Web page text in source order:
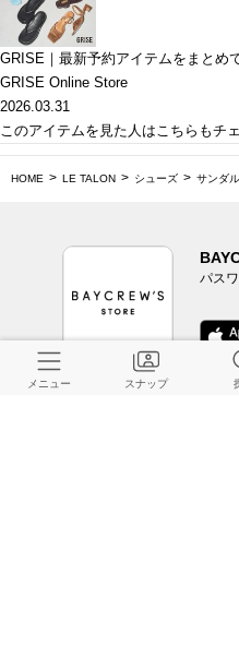
GRISE｜最新予約アイテムをまとめ
GRISE Online Store
2026.03.31
このアイテムを見た人はこちらもチ
HOME LE TALON シューズ サンダル
パス
メニュー スナップ